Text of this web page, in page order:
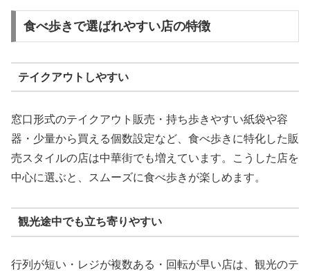
食べ歩きで選ばれやすい店の特徴
テイクアウトしやすい
窓口形式のテイクアウト販売・持ち歩きやすい紙袋や容
器・少量から買える個数設定など、食べ歩きに特化した販
売スタイルの店は中華街でも増えています。こうした店を
中心に選ぶと、スムーズに食べ歩きが楽しめます。
観光途中でも立ち寄りやすい
行列が短い・レジが複数ある・回転が早い店は、観光のテ